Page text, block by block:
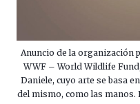
Anuncio de la organización
WWF – World Wildlife
Daniele, cuyo arte se basa
del mismo, como las manos.